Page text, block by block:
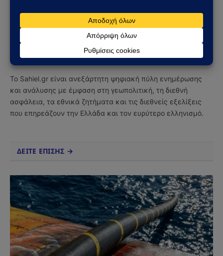
Sahiel Newsroom
Facebook
X
(Twitter)
PinterestInstagram
Tumblr
Το Sahiel.gr είναι ανεξάρτητη ψηφιακή πύλη ενημέρωσης
και ανάλυσης με έμφαση στη γεωπολιτική, τη διεθνή
ασφάλεια, τα εθνικά ζητήματα και τις διεθνείς εξελίξεις
που επηρεάζουν την Ελλάδα και τον ευρύτερο ελληνισμό.
ΔΕΙΤΕ ΕΠΙΣΗΣ →